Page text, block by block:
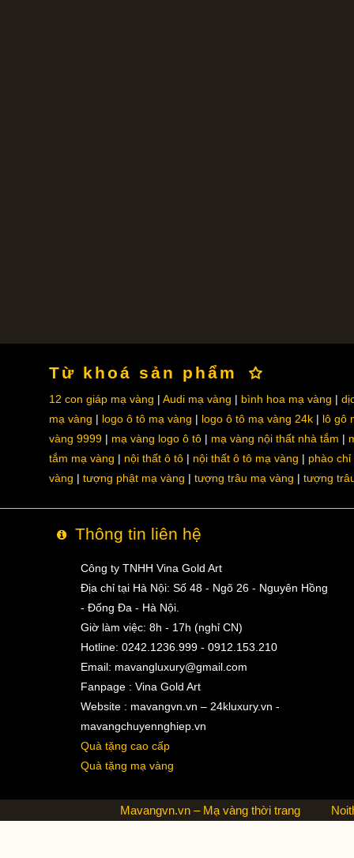
Từ khoá sản phẩm
12 con giáp mạ vàng Audi mạ vàng bình hoa mạ vàng
mạ vàng
logo ô tô mạ vàng logo ô tô mạ vàng 24k
lô gô
vàng 9999
mạ vàng logo ô tô mạ vàng nội thất nhà tắm
tắm mạ vàng
nội thất ô tô nội thất ô tô mạ vàng
phào chỉ
vàng
tượng phật mạ vàng tượng trâu mạ vàng tượng
Thông tin liên hệ
Công ty TNHH Vina Gold Art
Địa chỉ tại Hà Nội: Số 48 - Ngõ 26 - Nguyên Hồng
- Đống Đa - Hà Nội.
Giờ làm việc: 8h - 17h (nghỉ CN)
Hotline: 0242.1236.999 - 0912.153.210
Email: mavangluxury@gmail.com
Fanpage : Vina Gold Art
Website : mavangvn.vn – 24kluxury.vn -
mavangchuyennghiep.vn
Quà tặng cao cấp
Quà tặng mạ vàng
Mavangvn.vn – Mạ vàng thời trang